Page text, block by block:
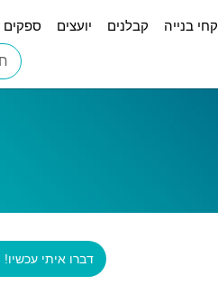
בנייה קבלנים יועצים ספקים
דברו איתי עכשיו! 0723971098